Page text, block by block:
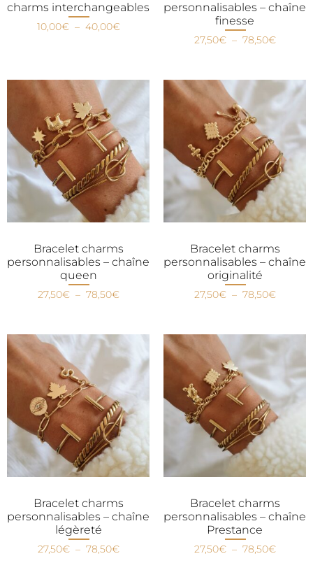
charms interchangeables
10,00€ – 40,00€
personnalisables – chaîne
finesse
27,50€ – 78,50€
Bracelet charms
personnalisables – chaîne
queen
27,50€ – 78,50€
Bracelet charms
personnalisables – chaîne
originalité
27,50€ – 78,50€
Bracelet charms
personnalisables – chaîne
légèreté
27,50€ – 78,50€
Bracelet charms
personnalisables – chaîne
Prestance
27,50€ – 78,50€